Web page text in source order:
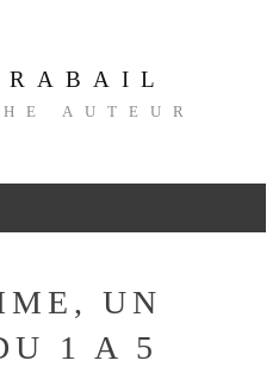
AUTEUR
UN
1 A 5